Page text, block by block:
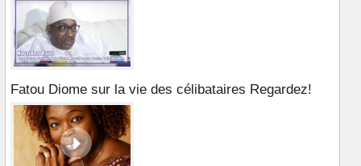
Fatou Diome sur la vie des célibataires Regardez!